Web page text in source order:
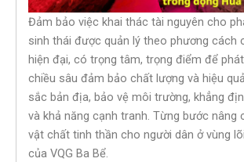
Đảm bảo việc khai thác tài nguyên cho
sinh thái được quản lý theo phương cách
hiện đại, có trọng tâm, trọng điểm để
chiều sâu đảm bảo chất lượng và hiệu
sắc bản địa, bảo vệ môi trường, khẳng
và khả năng cạnh tranh. Từng bước nâng
vật chất tinh thần cho người dân ở vùng
của VQG Ba Bể.